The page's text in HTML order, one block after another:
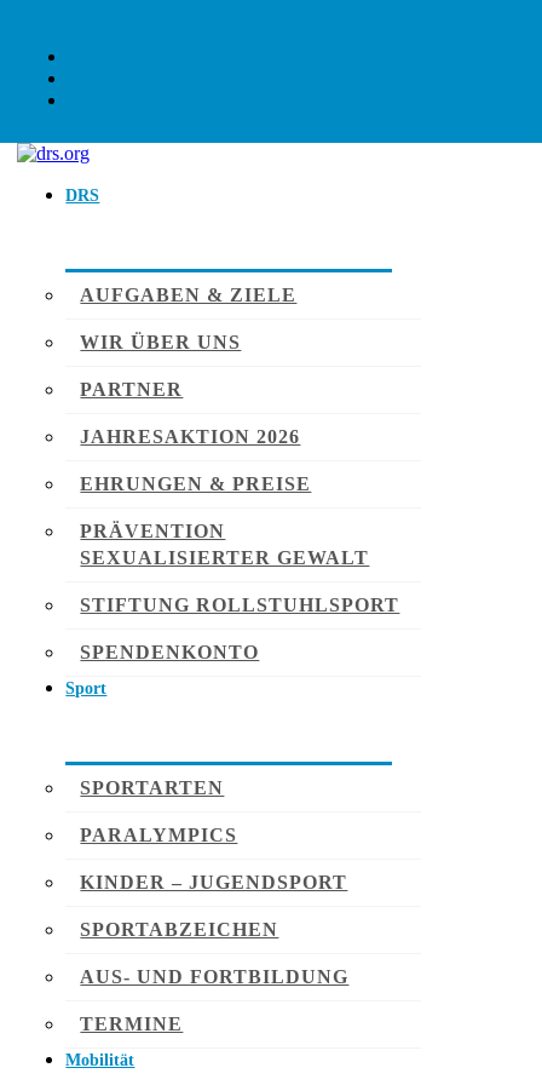
DRS
AUFGABEN & ZIELE
WIR ÜBER UNS
PARTNER
JAHRESAKTION 2026
EHRUNGEN & PREISE
PRÄVENTION
SEXUALISIERTER GEWALT
STIFTUNG ROLLSTUHLSPORT
SPENDENKONTO
Sport
SPORTARTEN
PARALYMPICS
KINDER – JUGENDSPORT
SPORTABZEICHEN
AUS- UND FORTBILDUNG
TERMINE
Mobilität